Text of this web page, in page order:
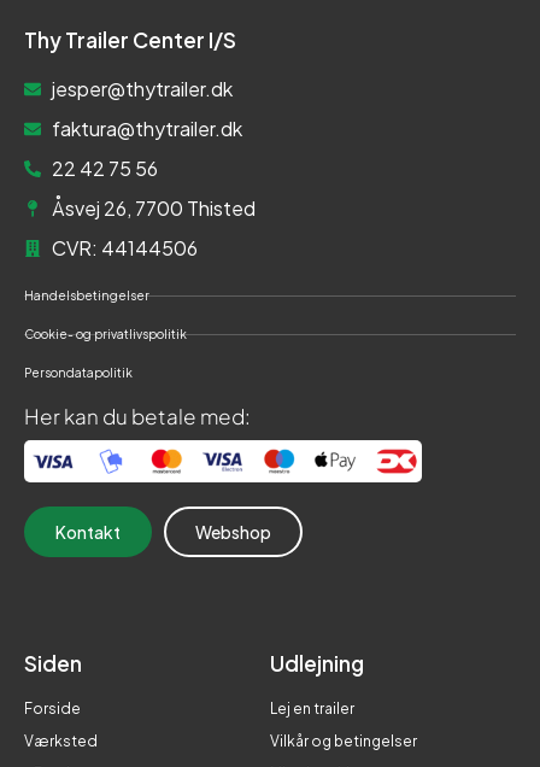
Thy Trailer Center I/S
jesper@thytrailer.dk
faktura@thytrailer.dk
22 42 75 56
Åsvej 26, 7700 Thisted
CVR: 44144506
Handelsbetingelser
Cookie- og privatlivspolitik
Persondatapolitik
Her kan du betale med:
Kontakt Webshop
Siden
Forside
Værksted
Udlejning
Lej en trailer
Vilkår og betingelser